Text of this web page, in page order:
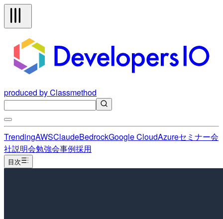
produced by Classmethod
TrendingAWSClaudeBedrockGoogle CloudAzureセミナー会
社説明会勉強会事例採用
目次